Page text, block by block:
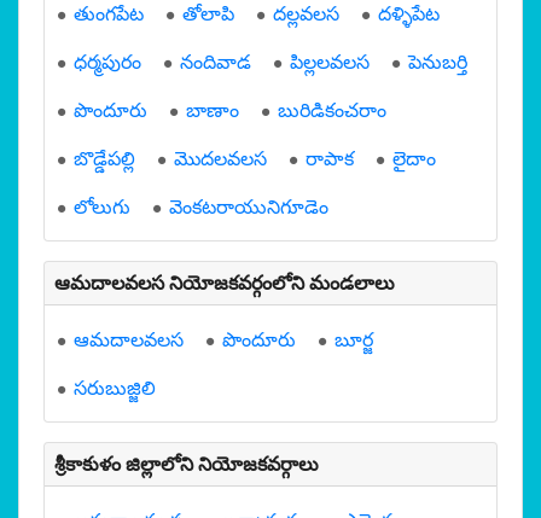
తుంగపేట
తోలాపి దల్లవలస
దళ్ళిపేట
ధర్మపురం
నందివాడ పిల్లలవలస
పెనుబర్తి
పొందూరు
బాణాం
బురిడికంచరాం
బొడ్డేపల్లి
మొదలవలస రాపాక
లైదాం
లోలుగు
వెంకటరాయునిగూడెం
ఆమదాలవలస నియోజకవర్గంలోని మండలాలు
ఆమదాలవలస పొందూరు
బూర్జ
సరుబుజ్జిలి
శ్రీకాకుళం జిల్లాలోని నియోజకవర్గాలు